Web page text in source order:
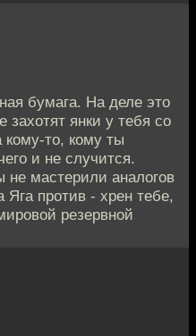
бумага. На деле это
янки у тебя со
кому-то, кому ты
и не случится.
не мастерили аналогов
против - хрен тебе,
резервной